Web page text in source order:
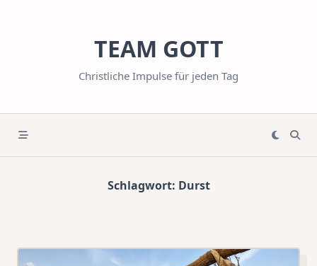
TEAM GOTT
Christliche Impulse für jeden Tag
Schlagwort: Durst